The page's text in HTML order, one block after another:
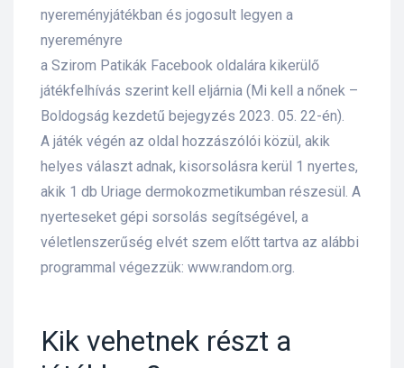
nyereményjátékban és jogosult legyen a
nyereményre
a Szirom Patikák Facebook oldalára kikerülő
játékfelhívás szerint kell eljárnia (Mi kell a nőnek –
Boldogság kezdetű bejegyzés 2023. 05. 22-én).
A játék végén az oldal hozzászólói közül, akik
helyes választ adnak, kisorsolásra kerül 1 nyertes,
akik 1 db Uriage dermokozmetikumban részesül. A
nyerteseket gépi sorsolás segítségével, a
véletlenszerűség elvét szem előtt tartva az alábbi
programmal végezzük: www.random.org.
Kik vehetnek részt a